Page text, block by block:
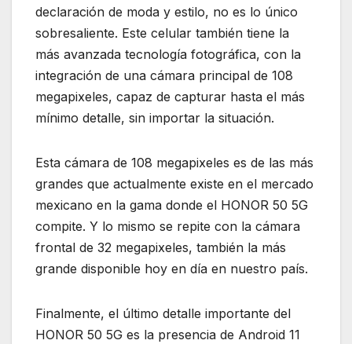
declaración de moda y estilo, no es lo único
sobresaliente. Este celular también tiene la
más avanzada tecnología fotográfica, con la
integración de una cámara principal de 108
megapixeles, capaz de capturar hasta el más
mínimo detalle, sin importar la situación.
Esta cámara de 108 megapixeles es de las más
grandes que actualmente existe en el mercado
mexicano en la gama donde el HONOR 50 5G
compite. Y lo mismo se repite con la cámara
frontal de 32 megapixeles, también la más
grande disponible hoy en día en nuestro país.
Finalmente, el último detalle importante del
HONOR 50 5G es la presencia de Android 11